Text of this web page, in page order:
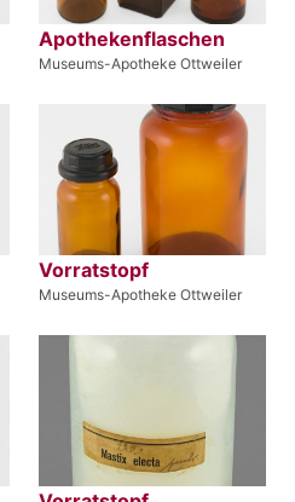
Apothekenflaschen
Museums-Apotheke Ottweiler
Vorratstopf
Museums-Apotheke Ottweiler